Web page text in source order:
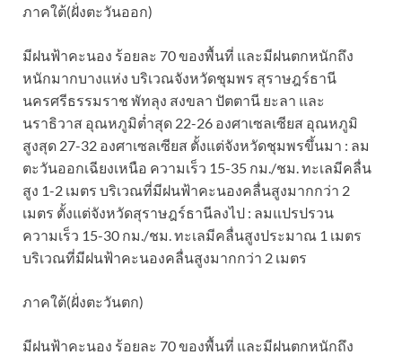
ภาคใต้(ฝั่งตะวันออก)
มีฝนฟ้าคะนอง ร้อยละ 70 ของพื้นที่ และมีฝนตกหนักถึง
หนักมากบางแห่ง บริเวณจังหวัดชุมพร สุราษฎร์ธานี
นครศรีธรรมราช พัทลุง สงขลา ปัตตานี ยะลา และ
นราธิวาส อุณหภูมิต่ำสุด 22-26 องศาเซลเซียส อุณหภูมิ
สูงสุด 27-32 องศาเซลเซียส ตั้งแต่จังหวัดชุมพรขึ้นมา : ลม
ตะวันออกเฉียงเหนือ ความเร็ว 15-35 กม./ชม. ทะเลมีคลื่น
สูง 1-2 เมตร บริเวณที่มีฝนฟ้าคะนองคลื่นสูงมากกว่า 2
เมตร ตั้งแต่จังหวัดสุราษฎร์ธานีลงไป : ลมแปรปรวน
ความเร็ว 15-30 กม./ชม. ทะเลมีคลื่นสูงประมาณ 1 เมตร
บริเวณที่มีฝนฟ้าคะนองคลื่นสูงมากกว่า 2 เมตร
ภาคใต้(ฝั่งตะวันตก)
มีฝนฟ้าคะนอง ร้อยละ 70 ของพื้นที่ และมีฝนตกหนักถึง